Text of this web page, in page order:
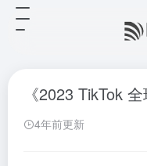
《2023 TikTok
4年前更新